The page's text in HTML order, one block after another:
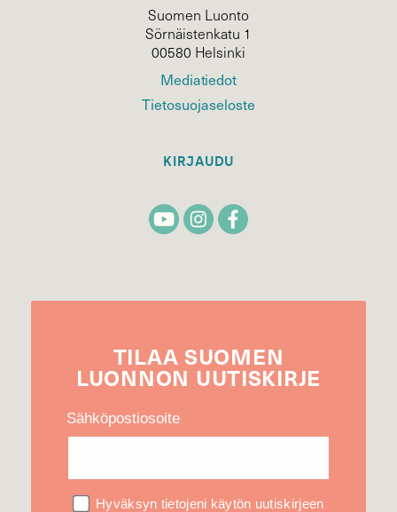
Suomen Luonto
Sörnäistenkatu 1
00580 Helsinki
Mediatiedot
Tietosuojaseloste
KIRJAUDU
TILAA SUOMEN
LUONNON UUTIS­KIRJE
Sähköpostiosoite
Hyväksyn tietojeni käytön uutiskirjeen